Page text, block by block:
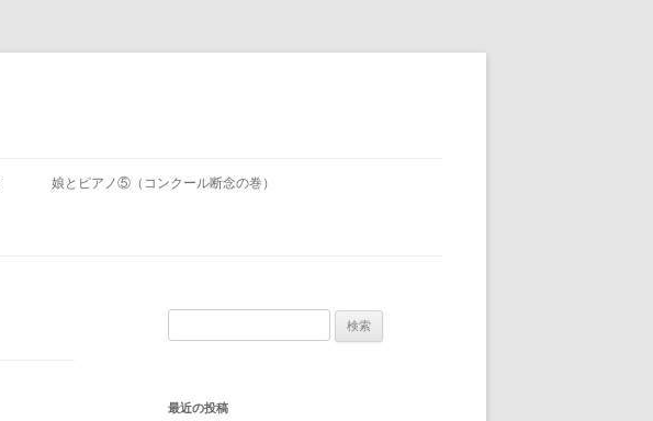
娘とピアノ⑤（コンクール断念の巻）
最近の投稿